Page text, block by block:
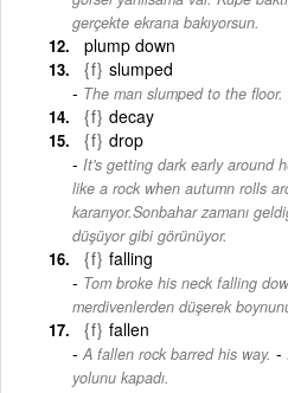
gerçekte ekrana bakıyorsun.
plump down
{f} slumped
The man slumped to the floor.
{f} decay
{f} drop
It's getting dark early around
like a rock when autumn rolls
kararıyor.Sonbahar zamanı
düşüyor gibi görünüyor.
{f} falling
Tom broke his neck falling
merdivenlerden düşerek boynunu
{f} fallen
A fallen rock barred his way. -
yolunu kapadı.